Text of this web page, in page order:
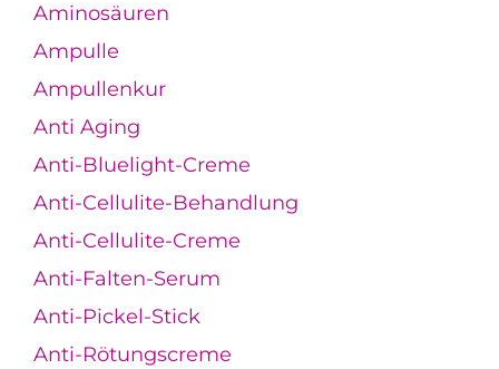
Aminosäuren
Ampulle
Ampullenkur
Anti Aging
Anti-Bluelight-Creme
Anti-Cellulite-Behandlung
Anti-Cellulite-Creme
Anti-Falten-Serum
Anti-Pickel-Stick
Anti-Rötungscreme